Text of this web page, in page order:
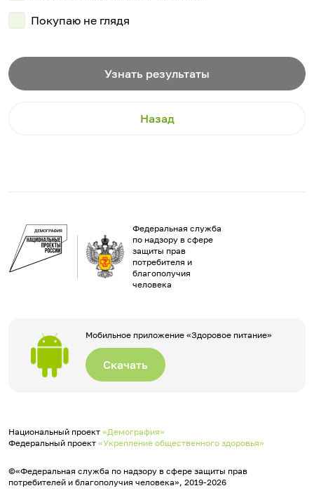
Покупаю не глядя
Узнать результаты
Назад
Федеральная служба
по надзору в сфере
защиты прав
потребителя и
благополучия
человека
Мобильное приложение «Здоровое питание»
Скачать
Национальный проект «Демография»
Федеральный проект «Укрепление общественного здоровья»
©«Федеральная служба по надзору в сфере защиты прав
потребителей и благополучия человека», 2019-2026